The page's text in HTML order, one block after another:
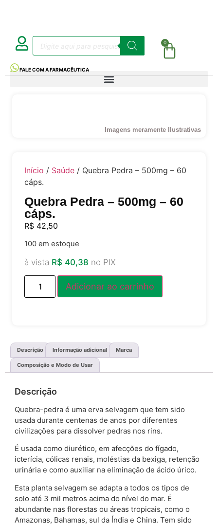
0
FALE COM A FARMACÊUTICA
Imagens meramente Ilustrativas
Início / Saúde / Quebra Pedra – 500mg – 60
cáps.
Quebra Pedra – 500mg – 60
cáps.
R$ 42,50
100 em estoque
à vista R$ 40,38 no PIX
Adicionar ao carrinho
Descrição Informação adicional Marca
Composição e Modo de Usar
Descrição
Quebra-pedra é uma erva selvagem que tem sido
usada durante centenas de anos por diferentes
civilizações para dissolver pedras nos rins.
É usada como diurético, em afecções do fígado,
icterícia, cólicas renais, moléstias da bexiga, retenção
urinária e como auxiliar na eliminação de ácido úrico.
Esta planta selvagem se adapta a todos os tipos de
solo até 3 mil metros acima do nível do mar. É
abundante nas florestas ou áreas tropicais, como o
Amazonas, Bahamas, sul da Índia e China. Tem sido